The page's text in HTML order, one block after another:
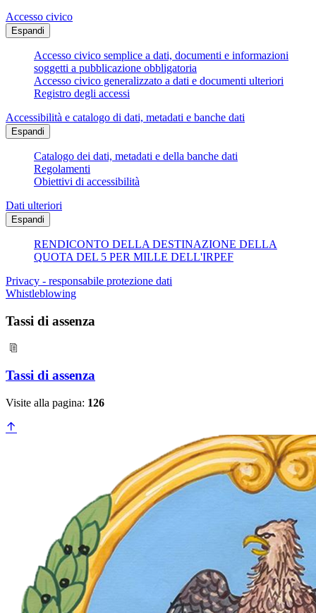
Accesso civico
Espandi
Accesso civico semplice a dati, documenti e informazioni
soggetti a pubblicazione obbligatoria
Accesso civico generalizzato a dati e documenti ulteriori
Registro degli accessi
Accessibilità e catalogo di dati, metadati e banche dati
Espandi
Catalogo dei dati, metadati e della banche dati
Regolamenti
Obiettivi di accessibilità
Dati ulteriori
Espandi
RENDICONTO DELLA DESTINAZIONE DELLA
QUOTA DEL 5 PER MILLE DELL'IRPEF
Privacy - responsabile protezione dati
Whistleblowing
Tassi di assenza
Tassi di assenza
Visite alla pagina: 126